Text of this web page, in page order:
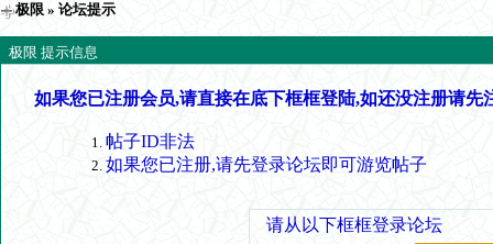
极限 » 论坛提示
极限 提示信息
如果您已注册会员,请直接在底下框框登陆,如还没注册请先
帖子ID非法
如果您已注册,请先登录论坛即可游览帖子
请从以下框框登录论坛